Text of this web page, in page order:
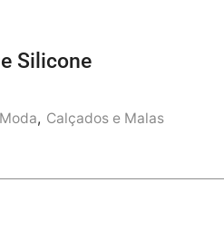
Silicone
, Calçados e Malas